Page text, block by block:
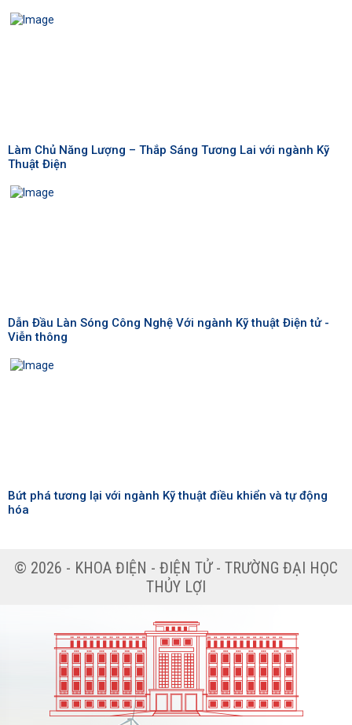
Làm Chủ Năng Lượng – Thắp Sáng Tương Lai với ngành Kỹ
Thuật Điện
Dẫn Đầu Làn Sóng Công Nghệ Với ngành Kỹ thuật Điện tử -
Viễn thông
Bứt phá tương lại với ngành Kỹ thuật điều khiển và tự động
hóa
© 2026 - KHOA ĐIỆN - ĐIỆN TỬ - TRƯỜNG ĐẠI HỌC
THỦY LỢI